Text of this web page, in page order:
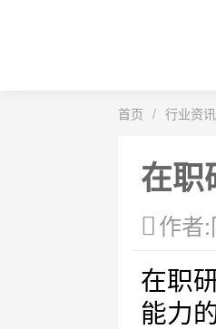
首页 / 行业资讯
在职
作者
在职
能力